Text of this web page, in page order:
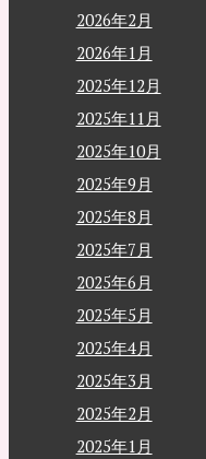
2026年2月
2026年1月
2025年12月
2025年11月
2025年10月
2025年9月
2025年8月
2025年7月
2025年6月
2025年5月
2025年4月
2025年3月
2025年2月
2025年1月